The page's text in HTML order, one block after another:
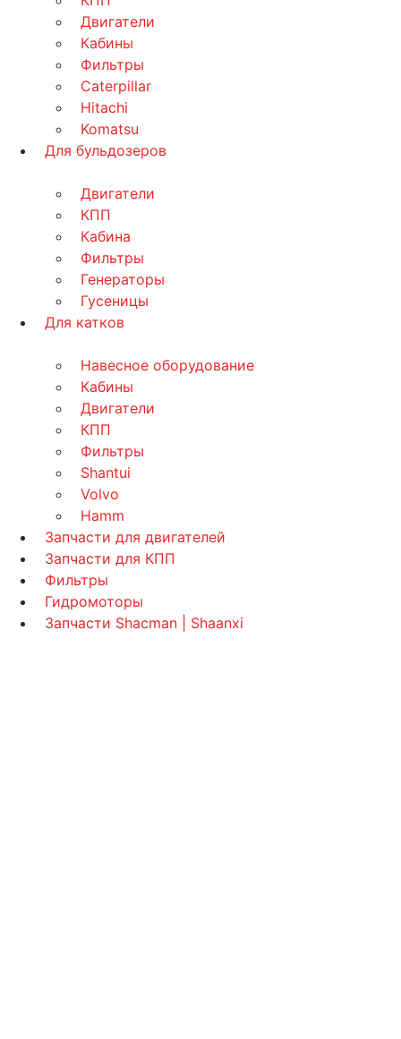
Двигатели
Кабины
Фильтры
Caterpillar
Hitachi
Komatsu
Для бульдозеров
Двигатели
КПП
Кабина
Фильтры
Генераторы
Гусеницы
Для катков
Навесное оборудование
Кабины
Двигатели
КПП
Фильтры
Shantui
Volvo
Hamm
Запчасти для двигателей
Запчасти для КПП
Фильтры
Гидромоторы
Запчасти Shacman | Shaanxi